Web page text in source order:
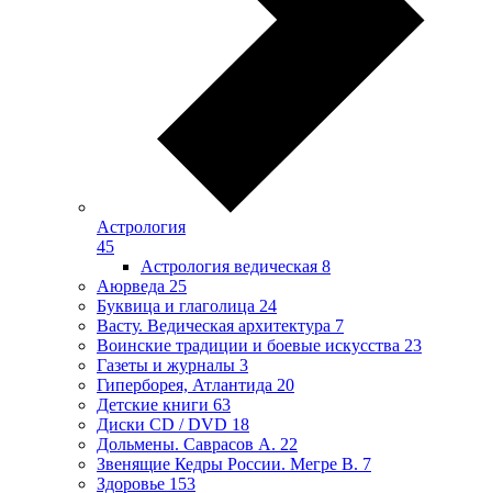
Астрология
45
Астрология ведическая 8
Аюрведа 25
Буквица и глаголица 24
Васту. Ведическая архитектура 7
Воинские традиции и боевые искусства 23
Газеты и журналы 3
Гиперборея, Атлантида 20
Детские книги 63
Диски CD / DVD 18
Дольмены. Саврасов А. 22
Звенящие Кедры России. Мегре В. 7
Здоровье 153